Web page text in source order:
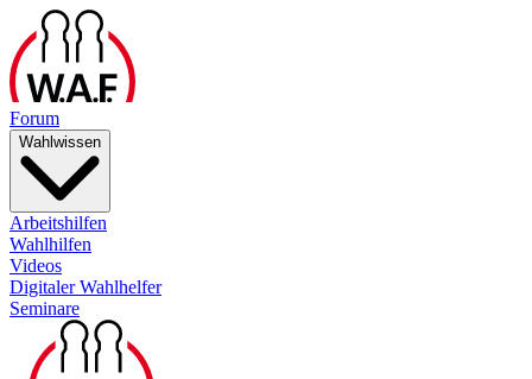
Forum
Wahlwissen
Arbeitshilfen
Wahlhilfen
Videos
Digitaler Wahlhelfer
Seminare